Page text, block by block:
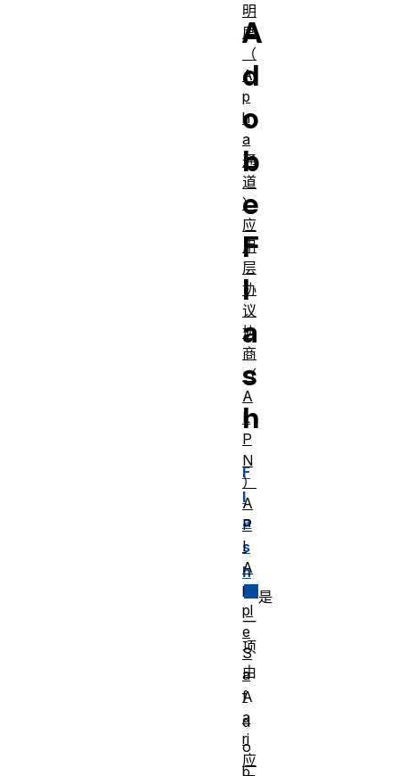
A
d
o
b
e
F
l
a
s
h
F
l
a
s
h
是
一
项
由
A
d
o
b
明
度
（
Al
p
h
a
通
道
）
应
用
层
协
议
协
商
（
A
L
P
N
）
A
P
I
A
p
pl
e
S
a
f
a
ri
应